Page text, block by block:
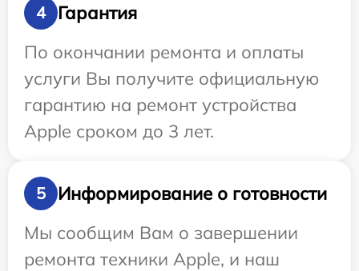
4
Гарантия
По окончании ремонта и оплаты
услуги Вы получите официальную
гарантию на ремонт устройства
Apple сроком до 3 лет.
5
Информирование о готовности
Мы сообщим Вам о завершении
ремонта техники Apple, и наш